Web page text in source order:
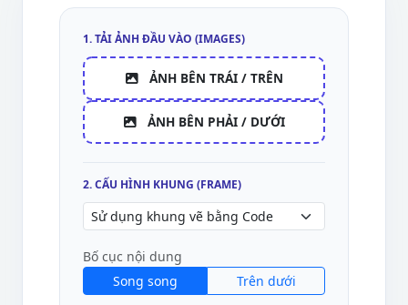
1. TẢI ẢNH ĐẦU VÀO (IMAGES)
ẢNH BÊN TRÁI / TRÊN
ẢNH BÊN PHẢI / DƯỚI
2. CẤU HÌNH KHUNG (FRAME)
Bố cục nội dung
Song song
Trên dưới